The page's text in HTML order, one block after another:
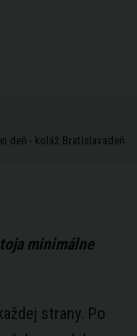
deň - koláž Bratislavadeň
minimálne
strany. Po